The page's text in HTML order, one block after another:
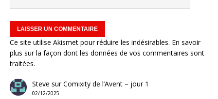
Ce site utilise Akismet pour réduire les indésirables. En savoir
plus sur la façon dont les données de vos commentaires sont
traitées.
Steve surComixity de l’Avent – jour 1
02/12/2025